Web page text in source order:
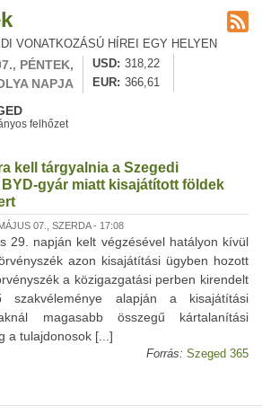
VONATKOZÁSÚ HÍREI EGY HELYEN
PÉNTEK,
NAPJA
USD
318,22
EUR
366,61
felhőzet
kell tárgyalnia a Szegedi
gyár miatt kisajátított földek
07., SZERDA - 17:08
29. napján kelt végzésével hatályon kívül
azon kisajátítási ügyben hozott
a közigazgatási perben kirendelt
szakvéleménye alapján a kisajátítási
magasabb összegű kártalanítási
a tulajdonosok [...]
Forrás: Szeged 365